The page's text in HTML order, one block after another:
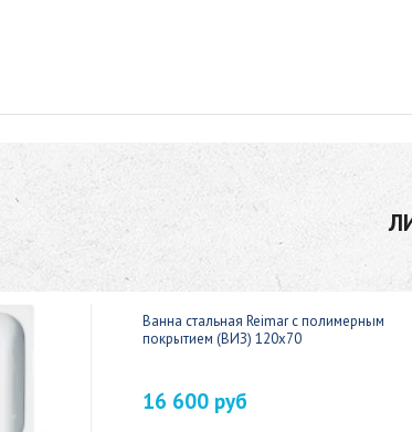
Ванна стальная Reimar с полимерным
покрытием (ВИЗ) 120x70
16 600 руб